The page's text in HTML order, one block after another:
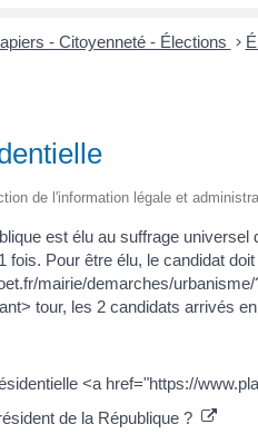
- Citoyenneté - Élections >
de l'information légale et
est élu au suffrage
fois. Pour être élu, le candidat
mairie/demarches/
tour, les 2 candidats arrivés
<a href="https://
de la République ?